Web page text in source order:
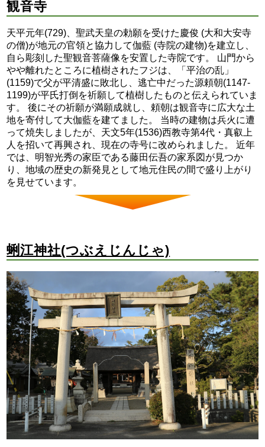
観音寺
天平元年(729)、聖武天皇の勅願を受けた慶俊 (大和大安寺
の僧)が地元の官領と協力して伽藍 (寺院の建物)を建立し、
自ら彫刻した聖観音菩薩像を安置した寺院です。 山門から
やや離れたところに植樹されたフジは、「平治の乱」
(1159)で父が平清盛に敗北し、逃亡中だった源頼朝(1147-
1199)が平氏打倒を祈願して植樹したものと伝えられていま
す。 後にその祈願が満願成就し、頼朝は観音寺に広大な土
地を寄付して大伽藍を建てました。 当時の建物は兵火に遭
って焼失しましたが、天文5年(1536)西教寺第4代・真叡上
人を招いて再興され、現在の寺号に改められました。 近年
では、明智光秀の家臣である藤田伝吾の家系図が見つか
り、地域の歴史の新発見として地元住民の間で盛り上がり
を見せています。
蜊江神社(つぶえじんじゃ)